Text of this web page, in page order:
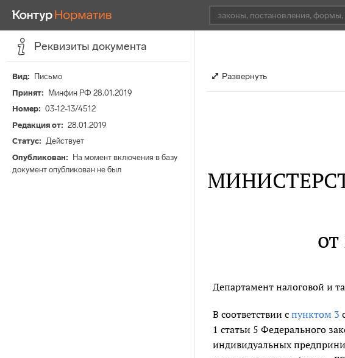
Реквизиты документа
Вид
Письмо
Принят
Минфин РФ 28.01.2019
Номер
03-12-13/4512
Редакция от
28.01.2019
Статус
Действует
Опубликован
На момент включения в базу
документ опубликован не был
Развернуть
Департамент налоговой и
В соответствии с пунктом 3
1 статьи 5 Федерального
индивидуальных